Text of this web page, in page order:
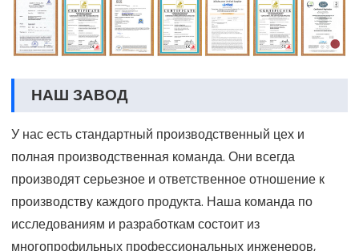
НАШ ЗАВОД
У нас есть стандартный производственный цех и
полная производственная команда. Они всегда
производят серьезное и ответственное отношение к
производству каждого продукта. Наша команда по
исследованиям и разработкам состоит из
многопрофильных профессиональных инженеров,